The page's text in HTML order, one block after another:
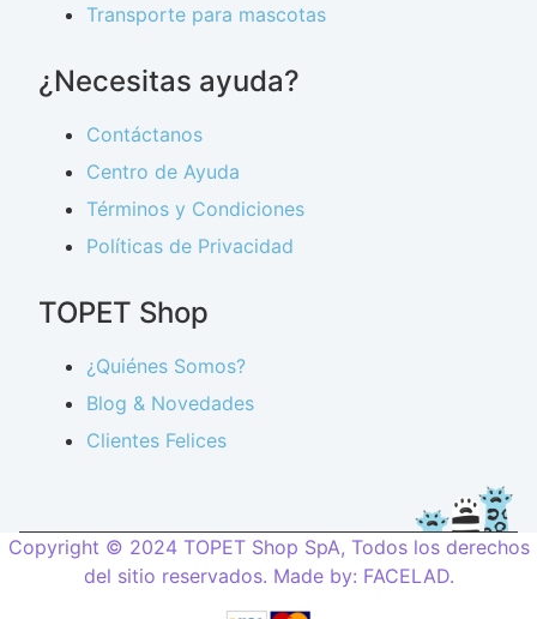
Transporte para mascotas
¿Necesitas ayuda?
Contáctanos
Centro de Ayuda
Términos y Condiciones
Políticas de Privacidad
TOPET Shop
¿Quiénes Somos?
Blog & Novedades
Clientes Felices
Copyright © 2024 TOPET Shop SpA, Todos los derechos
del sitio reservados. Made by: FACELAD.